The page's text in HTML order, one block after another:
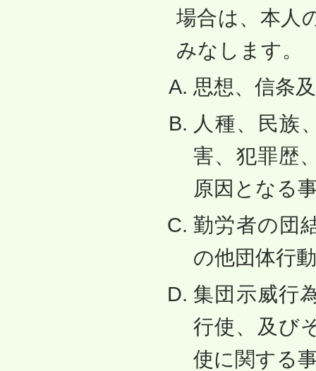
場合は、本人
みなします。
思想、信条
人種、民族
害、犯罪歴
原因となる
勤労者の団
の他団体行
集団示威行
行使、及び
使に関する